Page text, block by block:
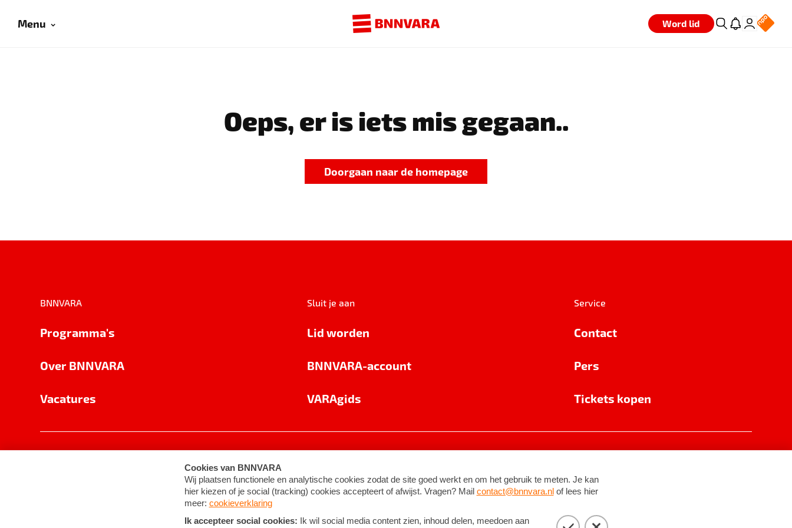
Menu Word lid
Oeps, er is iets mis gegaan..
Doorgaan naar de homepage
BNNVARA
Programma's
Over BNNVARA
Vacatures
Sluit je aan
Lid worden
BNNVARA-account
VARAgids
Service
Contact
Pers
Tickets kopen
Cookie-instellingen Algemene voorwaarden ©2026BNNVARA